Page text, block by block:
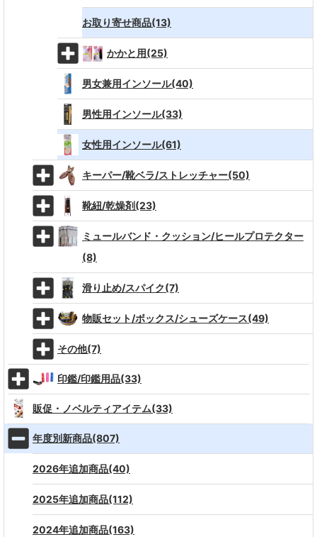
お取り寄せ商品(13)
かかと用(25)
男女兼用インソール(40)
男性用インソール(33)
女性用インソール(61)
キーパー/靴ベラ/ストレッチャー(50)
靴紐/乾燥剤(23)
ミュールバンド・クッション/ヒールプロテクター
(8)
滑り止め/スパイク(7)
物販セット/ボックス/シューズケース(49)
その他(7)
印鑑/印鑑用品(33)
販促・ノベルティアイテム(33)
年度別新商品(807)
2026年追加商品(40)
2025年追加商品(112)
2024年追加商品(163)